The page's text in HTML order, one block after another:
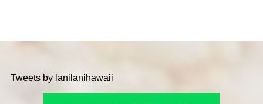
Tweets by lanilanihawaii